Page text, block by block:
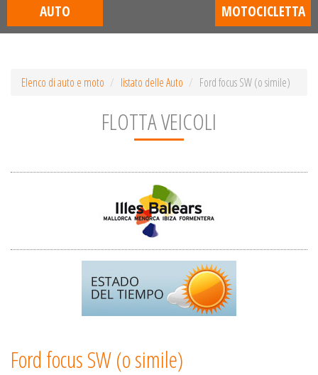
AUTO MOTOCICLETTA
Elenco di auto e moto listato delle Auto Ford focus SW (o simile)
FLOTTA VEICOLI
Ford focus SW (o simile)